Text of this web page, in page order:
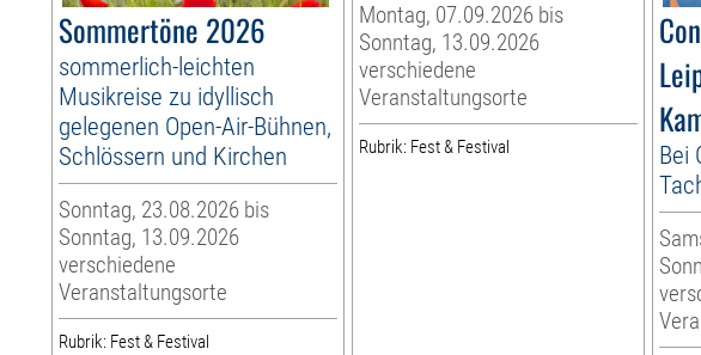
Sommertöne 2026
sommerlich-leichten
Musikreise zu idyllisch
gelegenen Open-Air-Bühnen,
Schlössern und Kirchen
Sonntag, 23.08.2026 bis
Sonntag, 13.09.2026
verschiedene
Veranstaltungsorte
Rubrik: Fest & Festival
Montag, 07.09.2026 bis
Sonntag, 13.09.2026
verschiedene
Veranstaltungsorte
Rubrik: Fest & Festival
Bei